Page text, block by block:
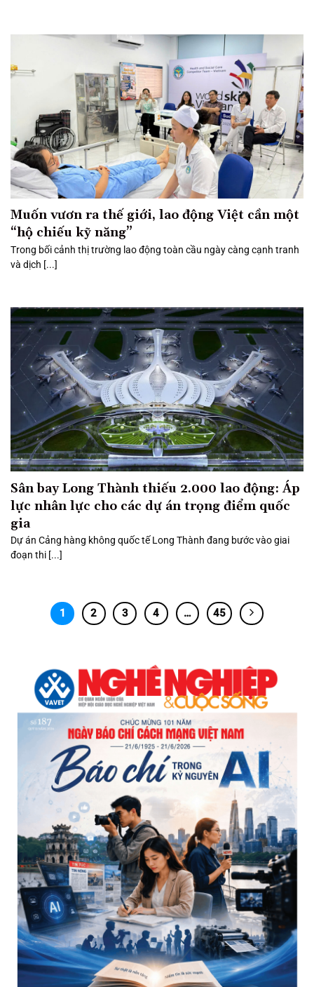
Muốn vươn ra thế giới, lao động Việt cần một
“hộ chiếu kỹ năng”
Trong bối cảnh thị trường lao động toàn cầu ngày càng cạnh tranh
và dịch [...]
Sân bay Long Thành thiếu 2.000 lao động: Áp
lực nhân lực cho các dự án trọng điểm quốc
gia
Dự án Cảng hàng không quốc tế Long Thành đang bước vào giai
đoạn thi [...]
1 2 3 4 … 45